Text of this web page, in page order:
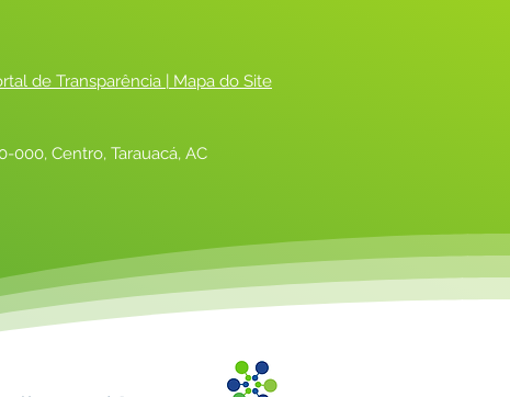
de Transparência | Mapa do Site
000, Centro, Tarauacá, AC